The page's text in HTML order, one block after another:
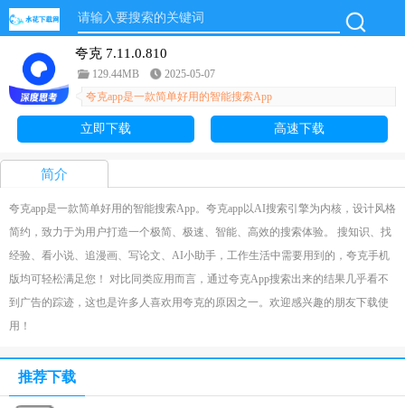
夸克 7.11.0.810
129.44MB
2025-05-07
夸克app是一款简单好用的智能搜索App
立即下载 高速下载
简介
夸克app是一款简单好用的智能搜索App。夸克app以AI搜索引擎为内核，设计风格
简约，致力于为用户打造一个极简、极速、智能、高效的搜索体验。 搜知识、找
经验、看小说、追漫画、写论文、AI小助手，工作生活中需要用到的，夸克手机
版均可轻松满足您！ 对比同类应用而言，通过夸克App搜索出来的结果几乎看不
到广告的踪迹，这也是许多人喜欢用夸克的原因之一。欢迎感兴趣的朋友下载使
用！
推荐下载